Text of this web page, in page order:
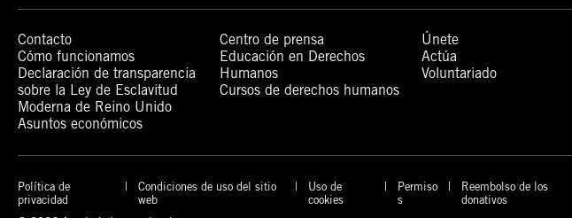
Contacto
Cómo funcionamos
Declaración de transparencia
sobre la Ley de Esclavitud
Moderna de Reino Unido
Asuntos económicos
Centro de prensa
Educación en Derechos
Humanos
Cursos de derechos humanos
Únete
Actúa
Voluntariado
Política de
privacidad
Condiciones de uso del sitio
web
Uso de
cookies
Permiso
s
Reembolso de los
donativos